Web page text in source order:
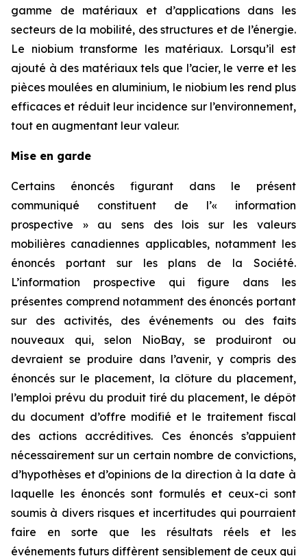
gamme de matériaux et d’applications dans les
secteurs de la mobilité, des structures et de l’énergie.
Le niobium transforme les matériaux. Lorsqu’il est
ajouté à des matériaux tels que l’acier, le verre et les
pièces moulées en aluminium, le niobium les rend plus
efficaces et réduit leur incidence sur l’environnement,
tout en augmentant leur valeur.
Mise en garde
Certains énoncés figurant dans le présent
communiqué constituent de l’« information
prospective » au sens des lois sur les valeurs
mobilières canadiennes applicables, notamment les
énoncés portant sur les plans de la Société.
L’information prospective qui figure dans les
présentes comprend notamment des énoncés portant
sur des activités, des événements ou des faits
nouveaux qui, selon NioBay, se produiront ou
devraient se produire dans l’avenir, y compris des
énoncés sur le placement, la clôture du placement,
l’emploi prévu du produit tiré du placement, le dépôt
du document d’offre modifié et le traitement fiscal
des actions accréditives. Ces énoncés s’appuient
nécessairement sur un certain nombre de convictions,
d’hypothèses et d’opinions de la direction à la date à
laquelle les énoncés sont formulés et ceux-ci sont
soumis à divers risques et incertitudes qui pourraient
faire en sorte que les résultats réels et les
événements futurs diffèrent sensiblement de ceux qui